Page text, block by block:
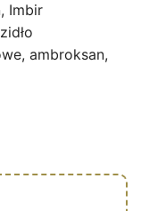
Imbir
ambroksan,